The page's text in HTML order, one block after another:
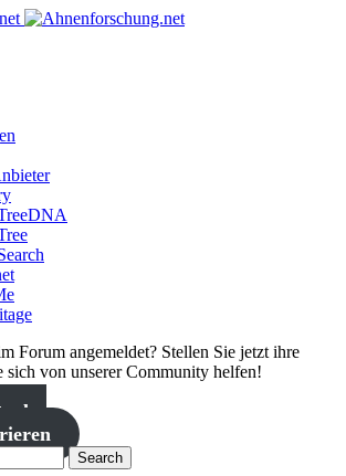
Forum angemeldet? Stellen Sie jetzt ihre
sich von unserer Community helfen!
Search